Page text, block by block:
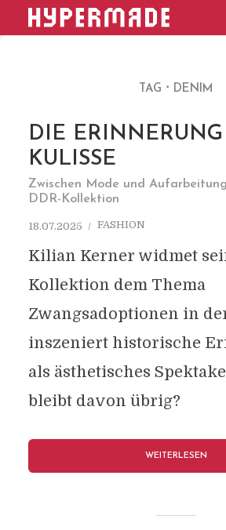
HYPERMADE
TAG DENIM
DIE
KULISSE
Zwischen Mode und
DDR-Kollektion
18.07.2025 FASHION
Kilian Kerner widmet
Kollektion dem Thema
Zwangsadoptionen in
inszeniert historische
als ästhetisches
bleibt davon übrig?
WEITERLESEN